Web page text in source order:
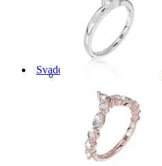
Svadobné obrúčky